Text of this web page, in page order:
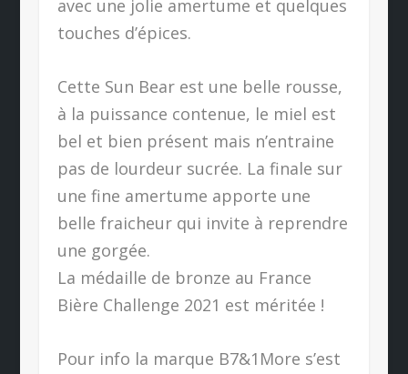
avec une jolie amertume et quelques
touches d’épices.
Cette Sun Bear est une belle rousse,
à la puissance contenue, le miel est
bel et bien présent mais n’entraine
pas de lourdeur sucrée. La finale sur
une fine amertume apporte une
belle fraicheur qui invite à reprendre
une gorgée.
La médaille de bronze au France
Bière Challenge 2021 est méritée !
Pour info la marque B7&1More s’est